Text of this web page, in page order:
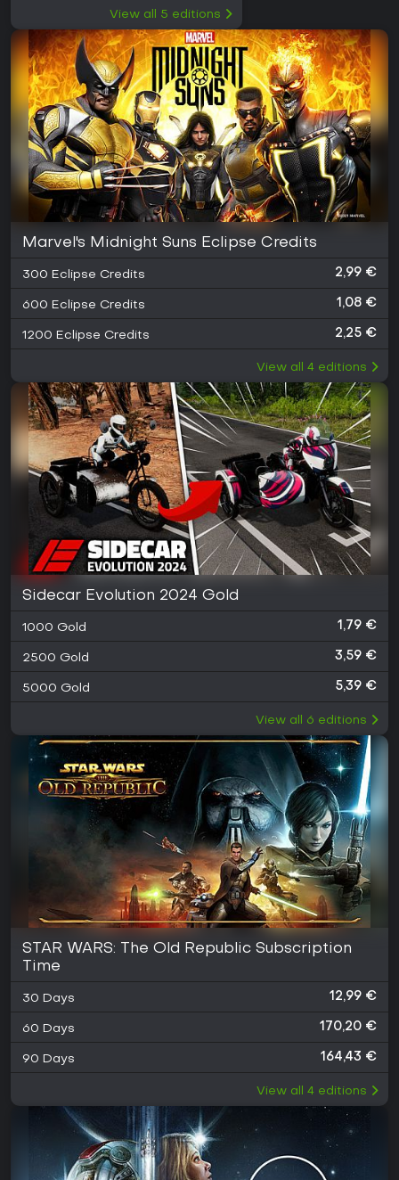
View all 5 editions
Marvel's Midnight Suns Eclipse Credits
300 Eclipse Credits 2,99 €
600 Eclipse Credits 1,08 €
1200 Eclipse Credits 2,25 €
View all 4 editions
Sidecar Evolution 2024 Gold
1000 Gold 1,79 €
2500 Gold 3,59 €
5000 Gold 5,39 €
View all 6 editions
STAR WARS: The Old Republic Subscription
Time
30 Days 12,99 €
60 Days 170,20 €
90 Days 164,43 €
View all 4 editions